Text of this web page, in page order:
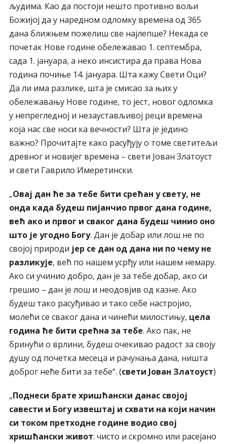
људима. Као да постоји нешто противно вољи
Божијој да у наредном одломку времена од 365
дана ближњем пожелиш све најлепше? Некада се
почетак Нове године обележавао 1. септембра,
сада 1. јануара, а неко инсистира да права Нова
година почиње 14. јануара. Шта кажу Свети Оци?
Да ли има разлике, шта је смисао за њих у
обележавању Нове године, то јест, новог одломка
у непрегледној и незаустављивој реци времена
која нас све носи ка вечности? Шта је једино
важно? Прочитајте како расуђују о томе светитељи
древног и новијег времена – свети Јован Златоуст
и свети Гаврило Имеретински.
„Овај дан ће за тебе бити срећан у свету, не
онда када будеш пијанчио првог дана године,
већ ако и првог и сваког дана будеш чинио оно
што је угодно Богу. Дан је добар или лош не по
својој природи јер се дан од дана ни по чему не
разликује, већ по нашем усрђу или нашем немару.
Ако си учинио добро, дан је за тебе добар, ако си
грешио – дан је лош и неодовјив од казне. Ако
будеш тако расуђивао и тако себе настројио,
молећи се сваког дана и чинећи милостињу, цела
година ће бити срећна за тебе. Ако пак, не
бринући о врлини, будеш очекивао радост за своју
душу од почетка месеца и рачунања дана, ништа
доброг неће бити за тебе“. (свети Јован Златоуст)
„Поднеси брате хришћански данас својој
савести и Богу извештај и схвати на који начин
си током претходне године водио свој
хришћански живот: чисто и скромно или расејано